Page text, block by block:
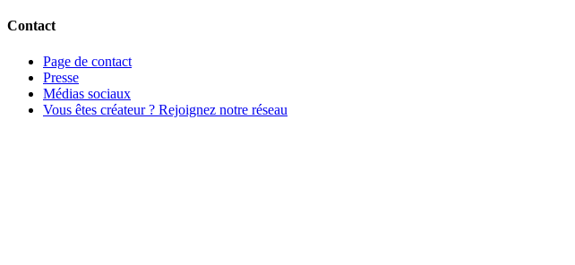
Contact
Page de contact
Presse
Médias sociaux
Vous êtes créateur ? Rejoignez notre réseau